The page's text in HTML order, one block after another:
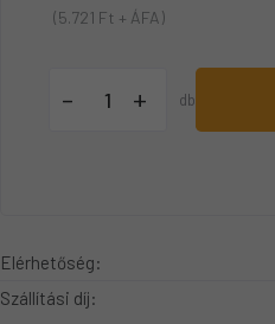
(5.721 Ft + ÁFA)
- + db
Elérhetőség:
Szállítási díj: